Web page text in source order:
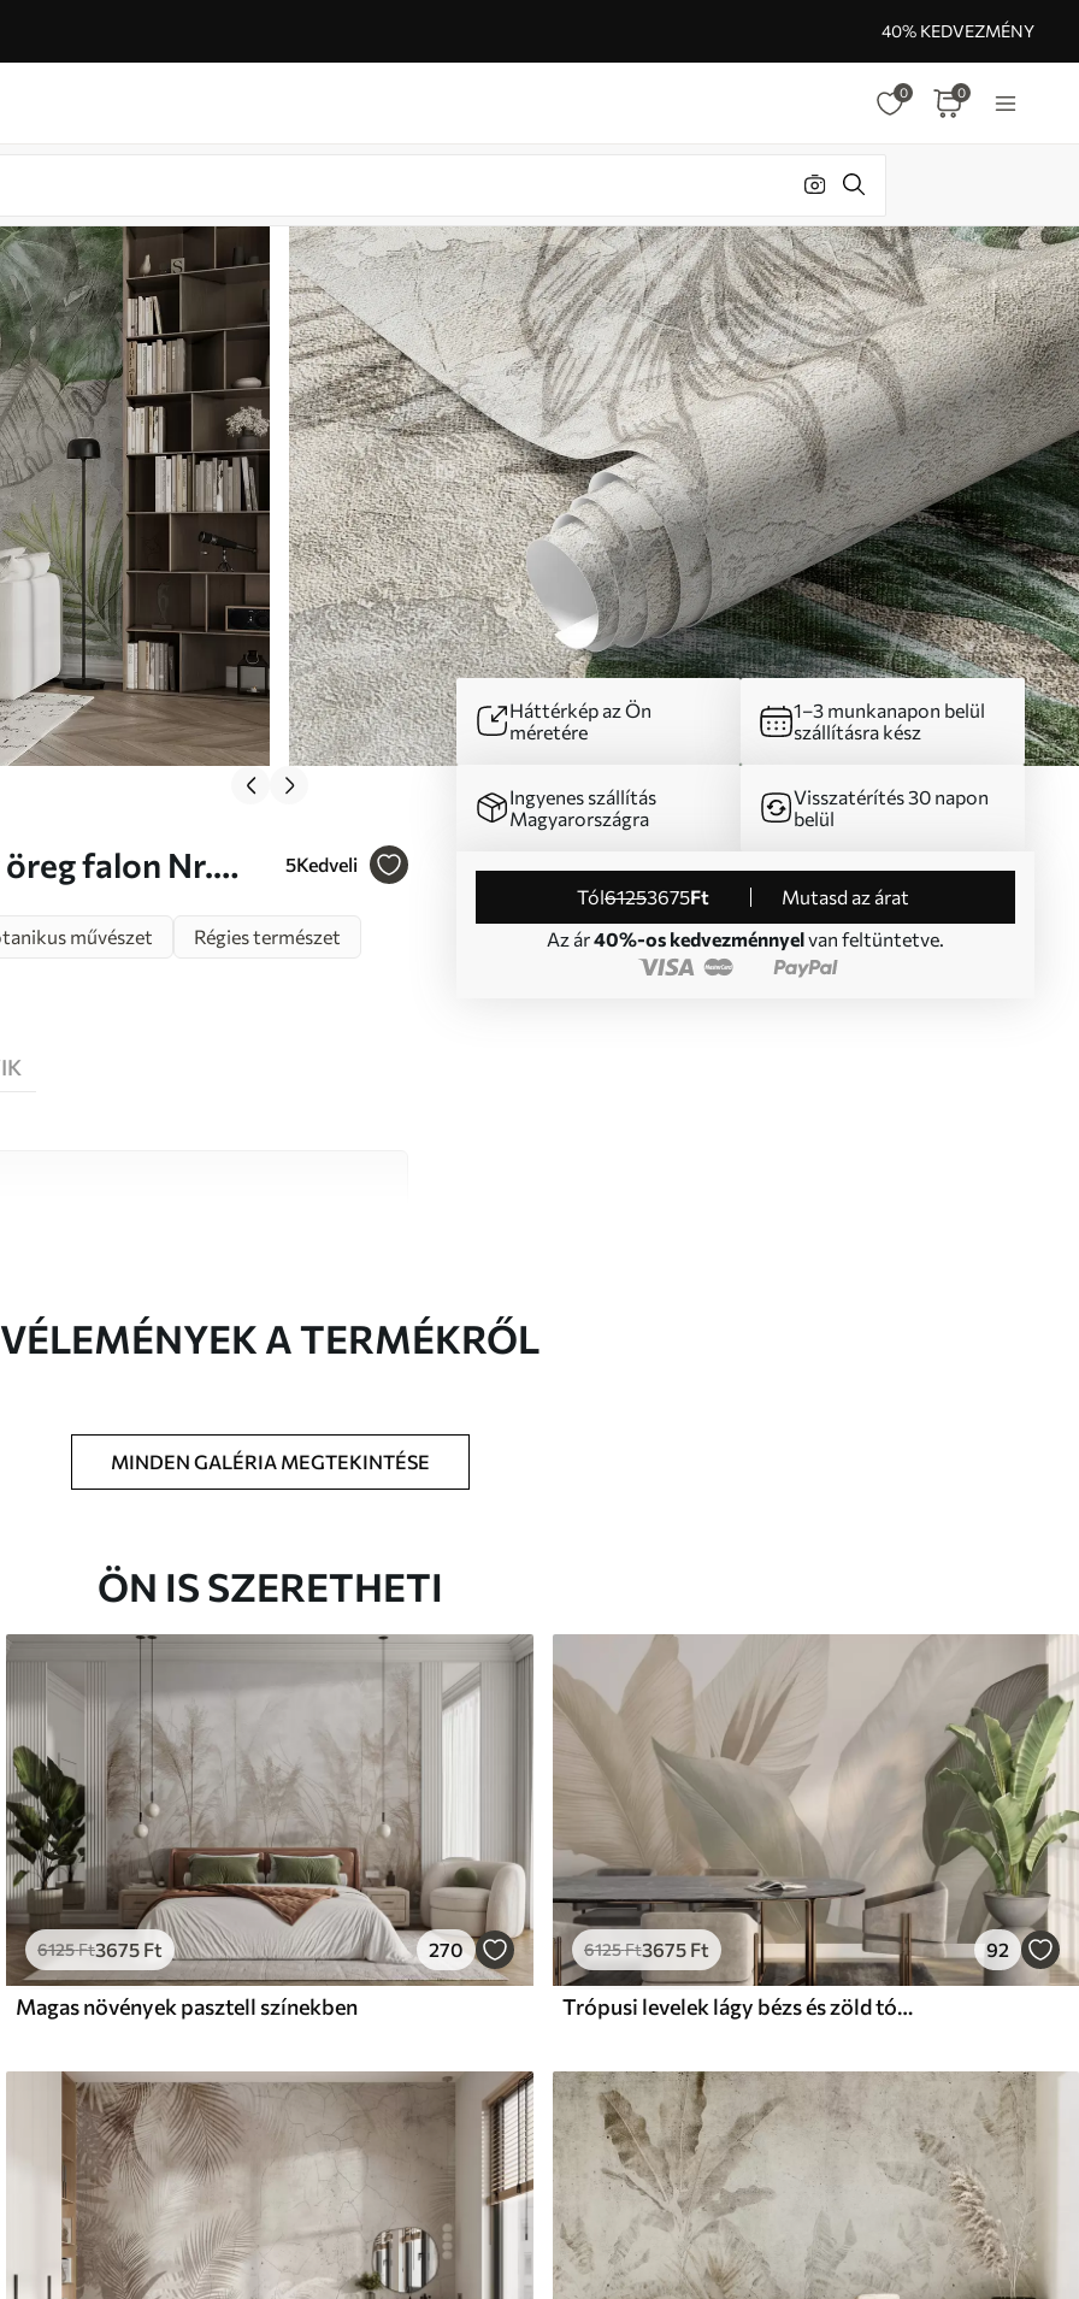
40% KEDVEZMÉNY
0 0
falon Nr.
5Kedveli
Háttérkép az Ön
méretére
1–3 munkanapon belül
szállításra kész
Ingyenes szállítás
Magyarországra
Visszatérítés 30 napon
belül
Tól61253675Ft
Mutasd az árat
Az ár40%-os kedvezménnyelvan feltüntetve.
művészet
Régies természet
méretben nyomtatjuk ki, és legfeljebb 50
9499Ft/m²
and Stick
13600Ft/m²
VÉLEMÉNYEK A TERMÉKRŐL
MINDEN GALÉRIA MEGTEKINTÉSE
ÖN IS SZERETHETI
6125Ft3675 Ft 270
Magas növények pasztell színekben
6125Ft3675 Ft 92
Trópusi levelek lágy bézs és zöld tónusokban, akvarell hatású, gyengéd színátmenetekkel